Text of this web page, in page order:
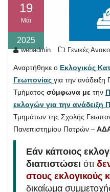
19
Μάι
2025
webadmin Γενικές
Αναρτήθηκε ο Εκλογικός
Γεωπονίας για την
Τμήματος σύμφωνα με την
εκλογών για την ανάδειξη
Τμημάτων της Σχολής
Πανεπιστημίου Πατρών –
Εάν κάποιος
διαπιστώσει ότι
στους εκλογικούς
δικαίωμα